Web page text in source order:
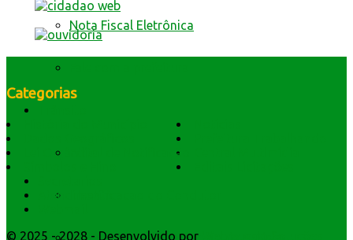
Nota Fiscal Eletrônica
Edital de Notificação
Categorias
Lei Orgânica
Atendimento
© 2025 - 2028 - Desenvolvido por